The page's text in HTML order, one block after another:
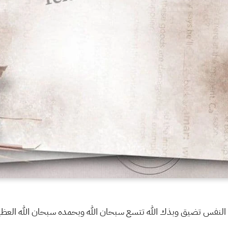
تضيق وبذك الله تتسع سبحان الله وبحمده سبحان الله